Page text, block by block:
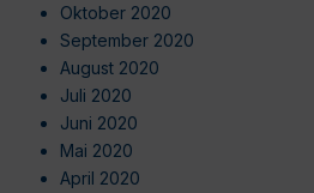
Oktober 2020
September 2020
August 2020
Juli 2020
Juni 2020
Mai 2020
April 2020